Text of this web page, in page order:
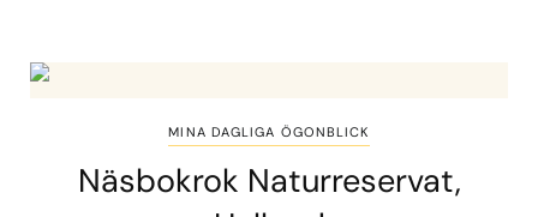
MINA DAGLIGA ÖGONBLICK
Näsbokrok Naturreservat,